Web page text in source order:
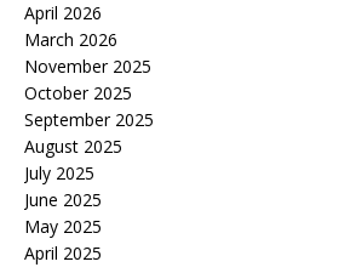
April 2026
March 2026
November 2025
October 2025
September 2025
August 2025
July 2025
June 2025
May 2025
April 2025